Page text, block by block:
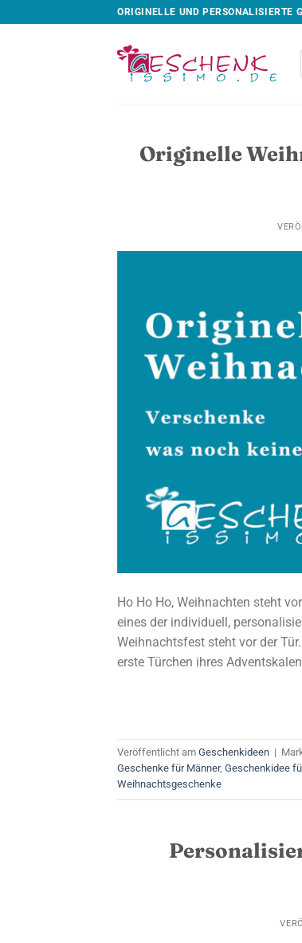
to
ORIGINELLE UND PERSONALISIERTE
Originelle
Ho Ho Ho, Weihnachten steht
eines der individuell,
Weihnachtsfest steht vor der
erste Türchen ihres
Veröffentlicht am Geschenkideen |
Geschenke für Männer, Geschenkidee
Weihnachtsgeschenke